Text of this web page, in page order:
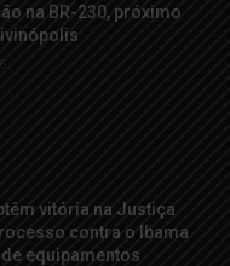
na BR-230, próximo
vitória na Justiça
contra o Ibama
equipamentos